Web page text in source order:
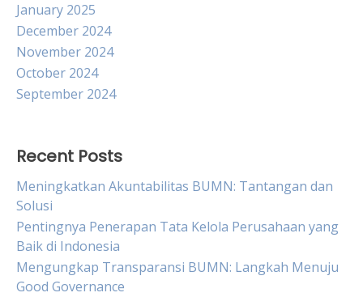
January 2025
December 2024
November 2024
October 2024
September 2024
Recent Posts
Meningkatkan Akuntabilitas BUMN: Tantangan dan
Solusi
Pentingnya Penerapan Tata Kelola Perusahaan yang
Baik di Indonesia
Mengungkap Transparansi BUMN: Langkah Menuju
Good Governance